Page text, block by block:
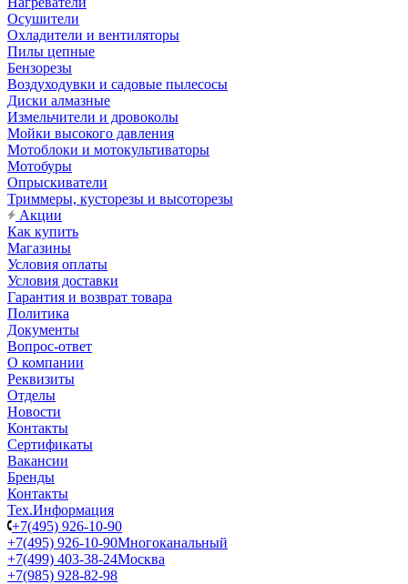
Осушители
Охладители и вентиляторы
Пилы цепные
Бензорезы
Воздуходувки и садовые пылесосы
Диски алмазные
Измельчители и дровоколы
Мойки высокого давления
Мотоблоки и мотокультиваторы
Мотобуры
Опрыскиватели
Триммеры, кусторезы и высоторезы
Акции
Как купить
Магазины
Условия оплаты
Условия доставки
Гарантия и возврат товара
Политика
Документы
Вопрос-ответ
О компании
Реквизиты
Отделы
Новости
Контакты
Сертификаты
Вакансии
Бренды
Контакты
Тех.Информация
+7(495) 926-10-90
+7(495) 926-10-90Многоканальный
+7(499) 403-38-24Москва
+7(985) 928-82-98